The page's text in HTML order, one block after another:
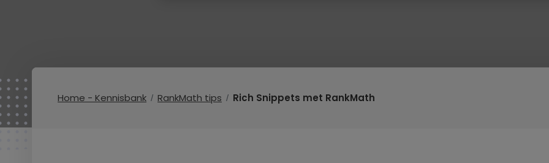
Home - Kennisbank RankMath tips Rich Snippets met RankMath